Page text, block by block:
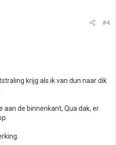
#4
krijg als ik van dun naar dik
aan de binnenkant, Qua dak, er